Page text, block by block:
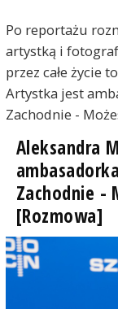
Po reportażu
artystką i
przez całe życie
Artystka jest
Zachodnie -
Aleksandra
Zachodnie -
[Rozmowa]